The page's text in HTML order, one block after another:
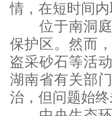
情，在短时间
位于南洞庭
保护区。然而
盗采砂石等活
湖南省有关部
治，但问题始终